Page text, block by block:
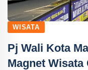
WISATA
Pj Wali Kota
Magnet Wisata